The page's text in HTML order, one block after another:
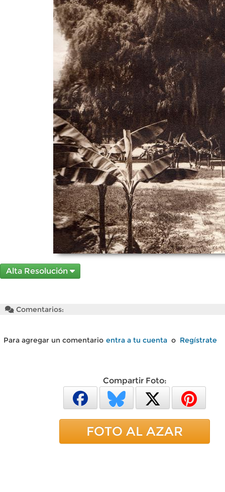
Alta Resolución
Comentarios:
Para agregar un comentario entra a tu cuenta o Regístrate
Compartir Foto:
FOTO AL AZAR